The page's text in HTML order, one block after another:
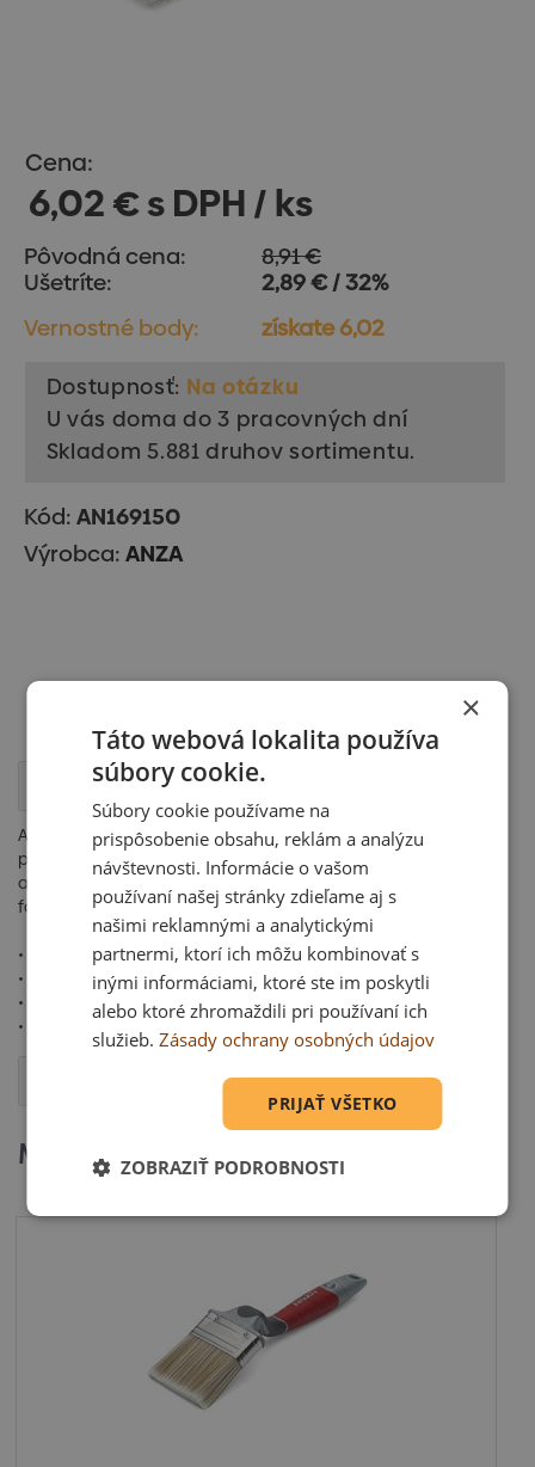
Cena:
6,02 € s DPH / ks
Pôvodná cena:
8,91 €
Ušetríte:
2,89 € / 32%
Vernostné body:
získate 6,02
Dostupnosť: Na otázku
U vás doma do 3 pracovných dní
Skladom 5.881 druhov sortimentu.
Kód:AN169150
Výrobca:ANZA
Ak ste profesionálny maliar, Elite Pro je veľmi dobrou voľbou
pri maľovaní dverí, nábytku alebo stolárstva. Štetec dobre
absorbuje farbu a umiestni ju do veľmi rovnomernej vrstvy
farby.
• Dáva veľmi rovnomernú vrstvu farby
• Dobre zachytáva farbu
• Odolný driek z brezy
• Nerezový plech
Mohlo by Vás zaujímať
×
Táto webová lokalita používa
súbory cookie.
Súbory cookie používame na
prispôsobenie obsahu, reklám a analýzu
návštevnosti. Informácie o vašom
používaní našej stránky zdieľame aj s
našimi reklamnými a analytickými
partnermi, ktorí ich môžu kombinovať s
inými informáciami, ktoré ste im poskytli
alebo ktoré zhromaždili pri používaní ich
služieb.Zásady ochrany osobných údajov
PRIJAŤ VŠETKO
ZOBRAZIŤ PODROBNOSTI